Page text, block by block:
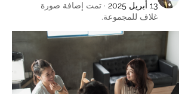
13 أبريل 2025 · تمت إضافة صورة
غلاف للمجموعة.